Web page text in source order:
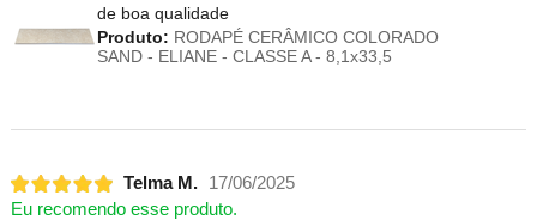
de boa qualidade
Produto: RODAPÉ CERÂMICO COLORADO
SAND - ELIANE - CLASSE A - 8,1x33,5
Telma M.
17/06/2025
Eu recomendo esse produto.